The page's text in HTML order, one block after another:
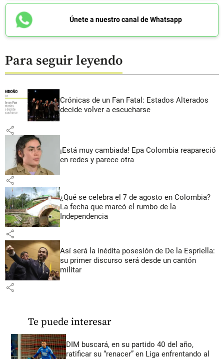
Únete a nuestro canal de Whatsapp
Para seguir leyendo
Crónicas de un Fan Fatal: Estados Alterados
decide volver a escucharse
share
¡Está muy cambiada! Epa Colombia reapareció
en redes y parece otra
share
¿Qué se celebra el 7 de agosto en Colombia?
La fecha que marcó el rumbo de la
Independencia
share
Así será la inédita posesión de De la Espriella:
su primer discurso será desde un cantón
militar
share
Te puede interesar
DIM buscará, en su partido 40 del año,
ratificar su “renacer” en Liga enfrentando al